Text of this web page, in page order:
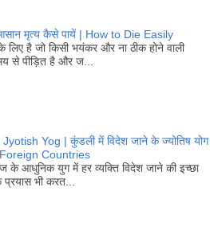
मृत्य कैसे पायें | How to Die Easily
लिए है जो किसी भयंकर और ना ठीक होने वाली
से पीड़ित है और ज...
Yog | कुंडली में विदेश जाने के ज्योतिष योग
Countries
के आधुनिक युग में हर व्यक्ति विदेश जाने की इच्छा
भी करत...